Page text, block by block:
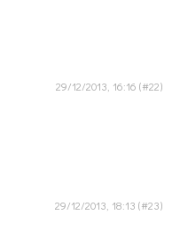
29/12/2013, 16:16
29/12/2013, 18:13